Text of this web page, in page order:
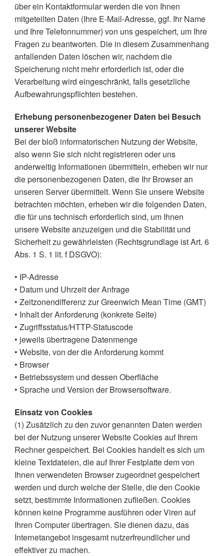
über ein Kontaktformular werden die von Ihnen
mitgeteilten Daten (Ihre E-Mail-Adresse, ggf. Ihr Name
und Ihre Telefonnummer) von uns gespeichert, um Ihre
Fragen zu beantworten. Die in diesem Zusammenhang
anfallenden Daten löschen wir, nachdem die
Speicherung nicht mehr erforderlich ist, oder die
Verarbeitung wird eingeschränkt, falls gesetzliche
Aufbewahrungspflichten bestehen.
Erhebung personenbezogener Daten bei Besuch
unserer Website
Bei der bloß informatorischen Nutzung der Website,
also wenn Sie sich nicht registrieren oder uns
anderweitig Informationen übermitteln, erheben wir nur
die personenbezogenen Daten, die Ihr Browser an
unseren Server übermittelt. Wenn Sie unsere Website
betrachten möchten, erheben wir die folgenden Daten,
die für uns technisch erforderlich sind, um Ihnen
unsere Website anzuzeigen und die Stabilität und
Sicherheit zu gewährleisten (Rechtsgrundlage ist Art. 6
Abs. 1 S. 1 lit. f DSGVO):
• IP-Adresse
• Datum und Uhrzeit der Anfrage
• Zeitzonendifferenz zur Greenwich Mean Time (GMT)
• Inhalt der Anforderung (konkrete Seite)
• Zugriffsstatus/HTTP-Statuscode
• jeweils übertragene Datenmenge
• Website, von der die Anforderung kommt
• Browser
• Betriebssystem und dessen Oberfläche
• Sprache und Version der Browsersoftware.
Einsatz von Cookies
(1) Zusätzlich zu den zuvor genannten Daten werden
bei der Nutzung unserer Website Cookies auf Ihrem
Rechner gespeichert. Bei Cookies handelt es sich um
kleine Textdateien, die auf Ihrer Festplatte dem von
Ihnen verwendeten Browser zugeordnet gespeichert
werden und durch welche der Stelle, die den Cookie
setzt, bestimmte Informationen zufließen. Cookies
können keine Programme ausführen oder Viren auf
Ihren Computer übertragen. Sie dienen dazu, das
Internetangebot insgesamt nutzerfreundlicher und
effektiver zu machen.